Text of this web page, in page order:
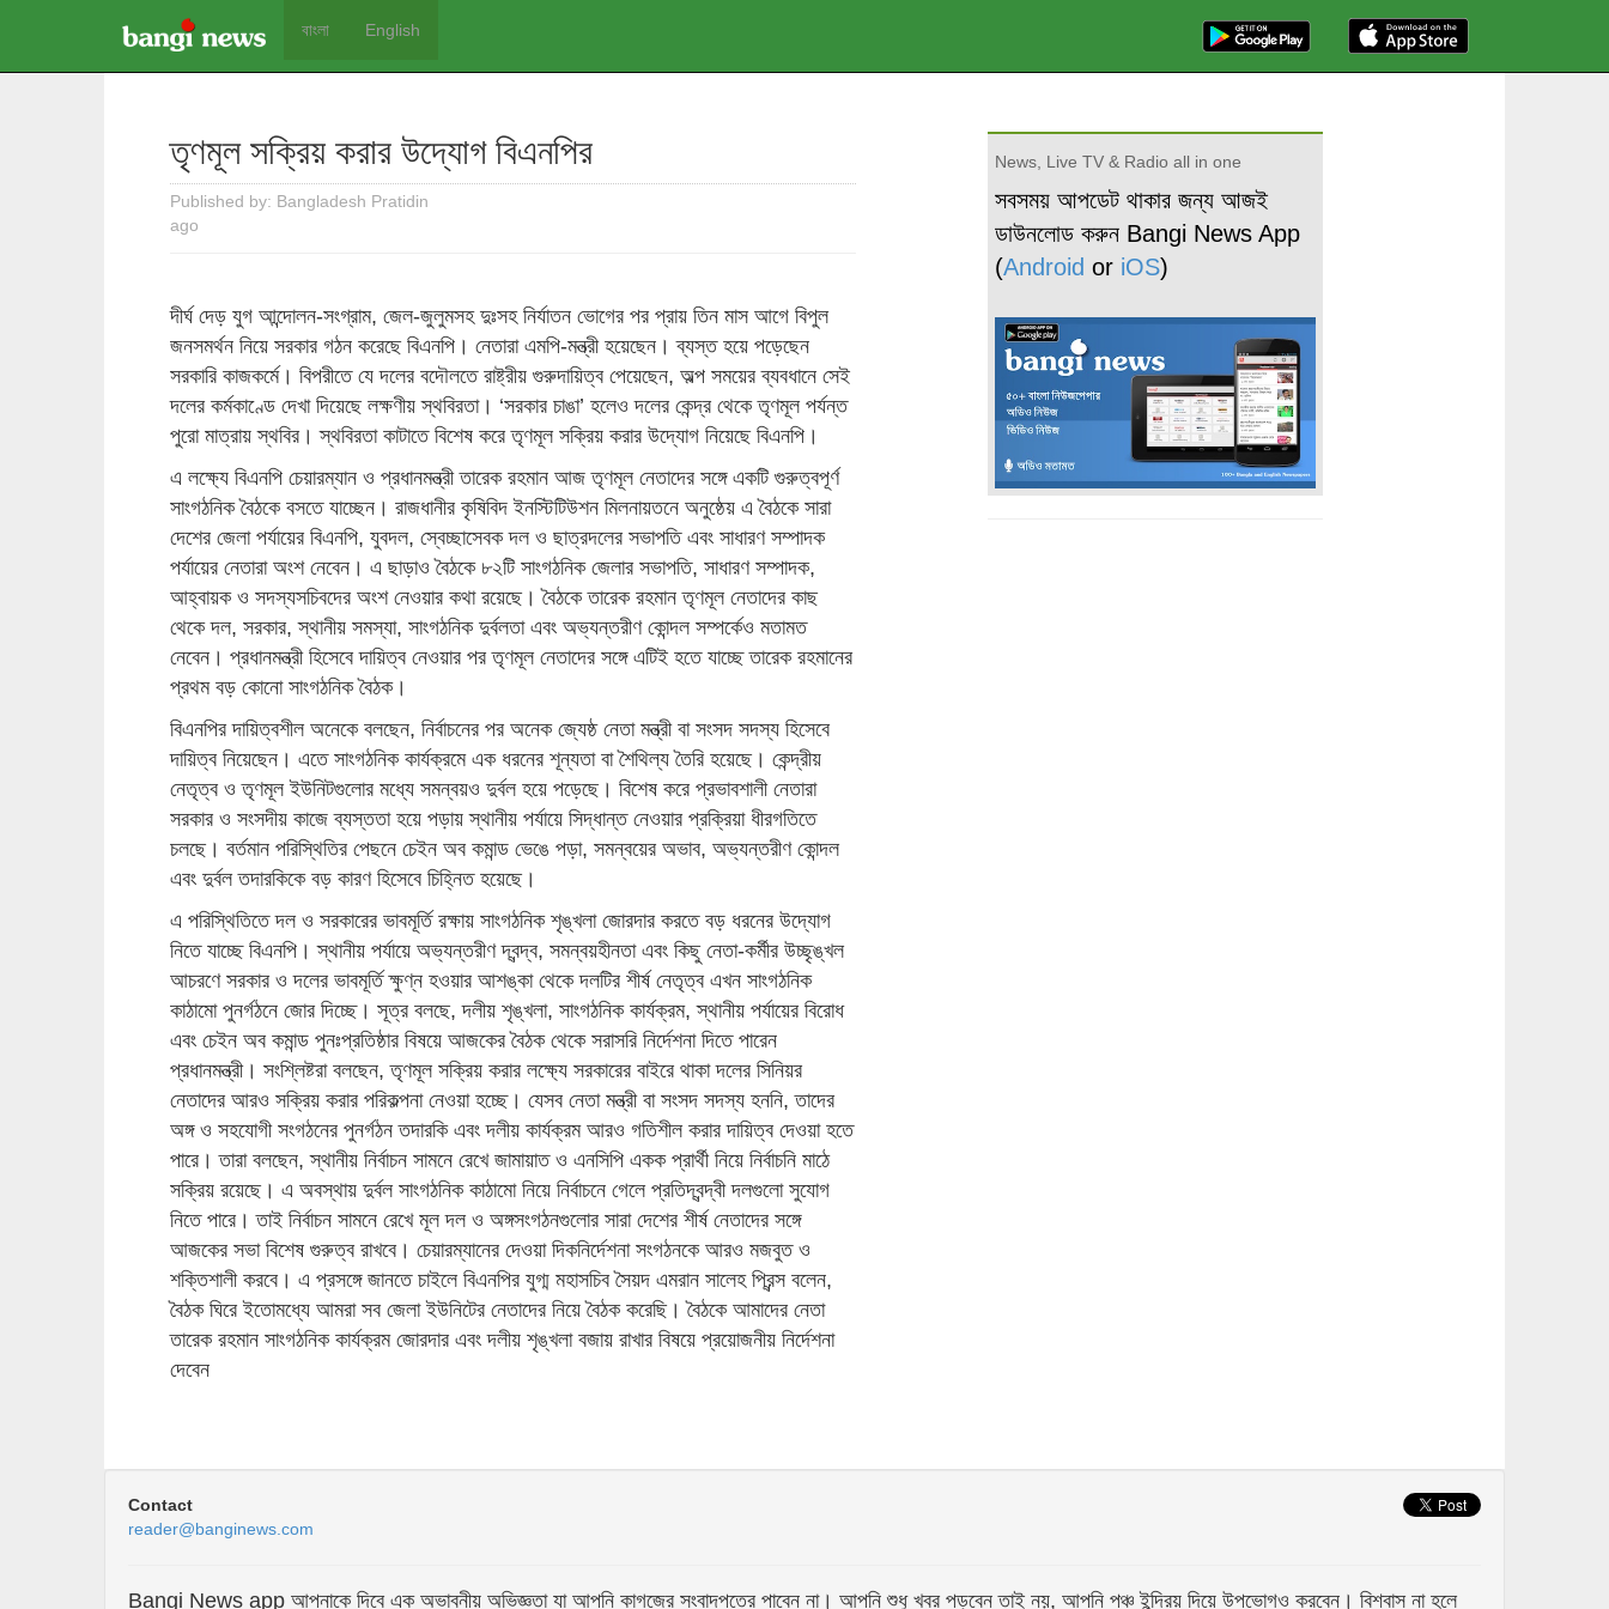
বাংলা English
তৃণমূল সক্রিয় করার উদ্যোগ বিএনপির
Published by: Bangladesh Pratidin
ago
দীর্ঘ দেড় যুগ আন্দোলন-সংগ্রাম, জেল-জুলুমসহ দুঃসহ নির্যাতন ভোগের পর প্রায় তিন মাস আগে বিপুল
জনসমর্থন নিয়ে সরকার গঠন করেছে বিএনপি। নেতারা এমপি-মন্ত্রী হয়েছেন। ব্যস্ত হয়ে পড়েছেন
সরকারি কাজকর্মে। বিপরীতে যে দলের বদৌলতে রাষ্ট্রীয় গুরুদায়িত্ব পেয়েছেন, অল্প সময়ের ব্যবধানে সেই
দলের কর্মকাণ্ডে দেখা দিয়েছে লক্ষণীয় স্থবিরতা। ‘সরকার চাঙা’ হলেও দলের কেন্দ্র থেকে তৃণমূল পর্যন্ত
পুরো মাত্রায় স্থবির। স্থবিরতা কাটাতে বিশেষ করে তৃণমূল সক্রিয় করার উদ্যোগ নিয়েছে বিএনপি।
এ লক্ষ্যে বিএনপি চেয়ারম্যান ও প্রধানমন্ত্রী তারেক রহমান আজ তৃণমূল নেতাদের সঙ্গে একটি গুরুত্বপূর্ণ
সাংগঠনিক বৈঠকে বসতে যাচ্ছেন। রাজধানীর কৃষিবিদ ইনস্টিটিউশন মিলনায়তনে অনুষ্ঠেয় এ বৈঠকে সারা
দেশের জেলা পর্যায়ের বিএনপি, যুবদল, স্বেচ্ছাসেবক দল ও ছাত্রদলের সভাপতি এবং সাধারণ সম্পাদক
পর্যায়ের নেতারা অংশ নেবেন। এ ছাড়াও বৈঠকে ৮২টি সাংগঠনিক জেলার সভাপতি, সাধারণ সম্পাদক,
আহ্বায়ক ও সদস্যসচিবদের অংশ নেওয়ার কথা রয়েছে। বৈঠকে তারেক রহমান তৃণমূল নেতাদের কাছ
থেকে দল, সরকার, স্থানীয় সমস্যা, সাংগঠনিক দুর্বলতা এবং অভ্যন্তরীণ কোন্দল সম্পর্কেও মতামত
নেবেন। প্রধানমন্ত্রী হিসেবে দায়িত্ব নেওয়ার পর তৃণমূল নেতাদের সঙ্গে এটিই হতে যাচ্ছে তারেক রহমানের
প্রথম বড় কোনো সাংগঠনিক বৈঠক।
বিএনপির দায়িত্বশীল অনেকে বলছেন, নির্বাচনের পর অনেক জ্যেষ্ঠ নেতা মন্ত্রী বা সংসদ সদস্য হিসেবে
দায়িত্ব নিয়েছেন। এতে সাংগঠনিক কার্যক্রমে এক ধরনের শূন্যতা বা শৈথিল্য তৈরি হয়েছে। কেন্দ্রীয়
নেতৃত্ব ও তৃণমূল ইউনিটগুলোর মধ্যে সমন্বয়ও দুর্বল হয়ে পড়েছে। বিশেষ করে প্রভাবশালী নেতারা
সরকার ও সংসদীয় কাজে ব্যস্ততা হয়ে পড়ায় স্থানীয় পর্যায়ে সিদ্ধান্ত নেওয়ার প্রক্রিয়া ধীরগতিতে
চলছে। বর্তমান পরিস্থিতির পেছনে চেইন অব কমান্ড ভেঙে পড়া, সমন্বয়ের অভাব, অভ্যন্তরীণ কোন্দল
এবং দুর্বল তদারকিকে বড় কারণ হিসেবে চিহ্নিত হয়েছে।
এ পরিস্থিতিতে দল ও সরকারের ভাবমূর্তি রক্ষায় সাংগঠনিক শৃঙ্খলা জোরদার করতে বড় ধরনের উদ্যোগ
নিতে যাচ্ছে বিএনপি। স্থানীয় পর্যায়ে অভ্যন্তরীণ দ্বন্দ্ব, সমন্বয়হীনতা এবং কিছু নেতা-কর্মীর উচ্ছৃঙ্খল
আচরণে সরকার ও দলের ভাবমূর্তি ক্ষুণ্ন হওয়ার আশঙ্কা থেকে দলটির শীর্ষ নেতৃত্ব এখন সাংগঠনিক
কাঠামো পুনর্গঠনে জোর দিচ্ছে। সূত্র বলছে, দলীয় শৃঙ্খলা, সাংগঠনিক কার্যক্রম, স্থানীয় পর্যায়ের বিরোধ
এবং চেইন অব কমান্ড পুনঃপ্রতিষ্ঠার বিষয়ে আজকের বৈঠক থেকে সরাসরি নির্দেশনা দিতে পারেন
প্রধানমন্ত্রী। সংশ্লিষ্টরা বলছেন, তৃণমূল সক্রিয় করার লক্ষ্যে সরকারের বাইরে থাকা দলের সিনিয়র
নেতাদের আরও সক্রিয় করার পরিকল্পনা নেওয়া হচ্ছে। যেসব নেতা মন্ত্রী বা সংসদ সদস্য হননি, তাদের
অঙ্গ ও সহযোগী সংগঠনের পুনর্গঠন তদারকি এবং দলীয় কার্যক্রম আরও গতিশীল করার দায়িত্ব দেওয়া হতে
পারে। তারা বলছেন, স্থানীয় নির্বাচন সামনে রেখে জামায়াত ও এনসিপি একক প্রার্থী নিয়ে নির্বাচনি মাঠে
সক্রিয় রয়েছে। এ অবস্থায় দুর্বল সাংগঠনিক কাঠামো নিয়ে নির্বাচনে গেলে প্রতিদ্বন্দ্বী দলগুলো সুযোগ
নিতে পারে। তাই নির্বাচন সামনে রেখে মূল দল ও অঙ্গসংগঠনগুলোর সারা দেশের শীর্ষ নেতাদের সঙ্গে
আজকের সভা বিশেষ গুরুত্ব রাখবে। চেয়ারম্যানের দেওয়া দিকনির্দেশনা সংগঠনকে আরও মজবুত ও
শক্তিশালী করবে। এ প্রসঙ্গে জানতে চাইলে বিএনপির যুগ্ম মহাসচিব সৈয়দ এমরান সালেহ প্রিন্স বলেন,
বৈঠক ঘিরে ইতোমধ্যে আমরা সব জেলা ইউনিটের নেতাদের নিয়ে বৈঠক করেছি। বৈঠকে আমাদের নেতা
তারেক রহমান সাংগঠনিক কার্যক্রম জোরদার এবং দলীয় শৃঙ্খলা বজায় রাখার বিষয়ে প্রয়োজনীয় নির্দেশনা
দেবেন
News, Live TV & Radio all in one
সবসময় আপডেট থাকার জন্য আজই
ডাউনলোড করুন Bangi News App
(Android or iOS)
Contact
reader@banginews.com
Bangi News app আপনাকে দিবে এক অভাবনীয় অভিজ্ঞতা যা আপনি কাগজের সংবাদপত্রে পাবেন না। আপনি শুধু খবর পড়বেন তাই নয়, আপনি পঞ্চ ইন্দ্রিয় দিয়ে উপভোগও করবেন। বিশ্বাস না হলে